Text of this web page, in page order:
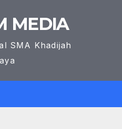
MEDIA
SMA Khadijah